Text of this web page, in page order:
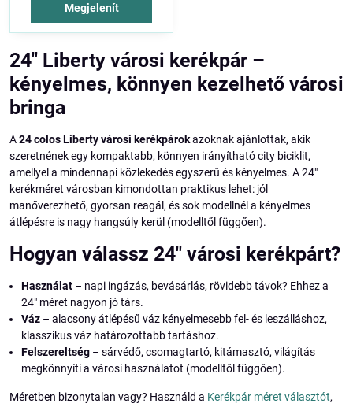
Megjelenít
24" Liberty városi kerékpár –
kényelmes, könnyen kezelhető városi
bringa
A24 colos Liberty városi kerékpárokazoknak ajánlottak, akik
szeretnének egy kompaktabb, könnyen irányítható city biciklit,
amellyel a mindennapi közlekedés egyszerű és kényelmes. A 24"
kerékméret városban kimondottan praktikus lehet: jól
manőverezhető, gyorsan reagál, és sok modellnél a kényelmes
átlépésre is nagy hangsúly kerül (modelltől függően).
Hogyan válassz 24" városi kerékpárt?
Használat – napi ingázás, bevásárlás, rövidebb távok? Ehhez a
24" méret nagyon jó társ.
Váz – alacsony átlépésű váz kényelmesebb fel- és leszálláshoz,
klasszikus váz határozottabb tartáshoz.
Felszereltség – sárvédő, csomagtartó, kitámasztó, világítás
megkönnyíti a városi használatot (modelltől függően).
Méretben bizonytalan vagy? Használd a Kerékpár méret választót,